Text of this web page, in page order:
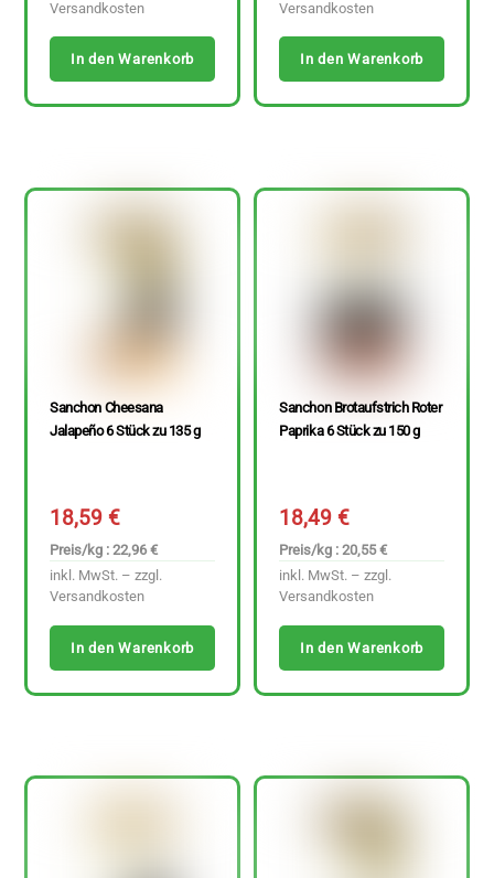
Versandkosten
In den Warenkorb
Versandkosten
In den Warenkorb
Sanchon Cheesana
Jalapeño 6 Stück zu 135 g
18,59€
Preis/kg : 22,96 €
inkl. MwSt. – zzgl.
Versandkosten
In den Warenkorb
Sanchon Brotaufstrich Roter
Paprika 6 Stück zu 150 g
18,49€
Preis/kg : 20,55 €
inkl. MwSt. – zzgl.
Versandkosten
In den Warenkorb